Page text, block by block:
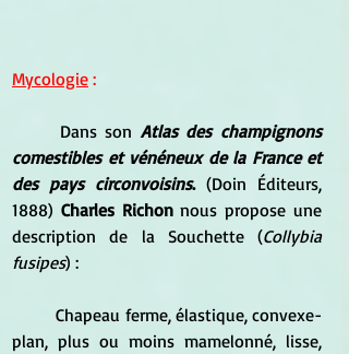
Mycologie :
	Dans son
Atlas des champignons
comestibles et vénéneux de la France et
des pays circonvoisins. (Doin Éditeurs,
1888) Charles Richon nous propose une
description de la Souchette (Collybia
fusipes) :
	Chapeau ferme, élastique, convexe-
plan, plus ou moins mamelonné, lisse,